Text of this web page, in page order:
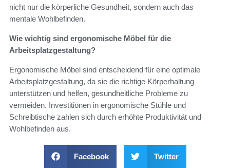
nicht nur die körperliche Gesundheit, sondern auch das
mentale Wohlbefinden.
Wie wichtig sind ergonomische Möbel für die
Arbeitsplatzgestaltung?
Ergonomische Möbel sind entscheidend für eine optimale
Arbeitsplatzgestaltung, da sie die richtige Körperhaltung
unterstützen und helfen, gesundheitliche Probleme zu
vermeiden. Investitionen in ergonomische Stühle und
Schreibtische zahlen sich durch erhöhte Produktivität und
Wohlbefinden aus.
Facebook Twitter